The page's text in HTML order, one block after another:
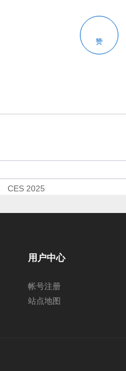
赞
CES 2025
用户中心
帐号注册
站点地图